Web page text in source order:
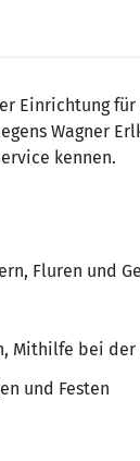
Einrichtung für
Wagner
kennen.
Fluren und
Mithilfe bei
und Festen